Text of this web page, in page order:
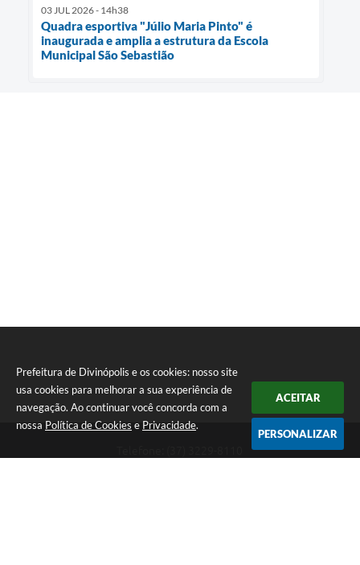
Prefeitura de Divinópolis e os cookies: nosso site
usa cookies para melhorar a sua experiência de
navegação. Ao continuar você concorda com a
nossa Política de Cookies e Privacidade.
ACEITAR
PERSONALIZAR
03 JUL 2026 - 14h38
Quadra esportiva "Júlio Maria Pinto" é
inaugurada e amplia a estrutura da Escola
Municipal São Sebastião